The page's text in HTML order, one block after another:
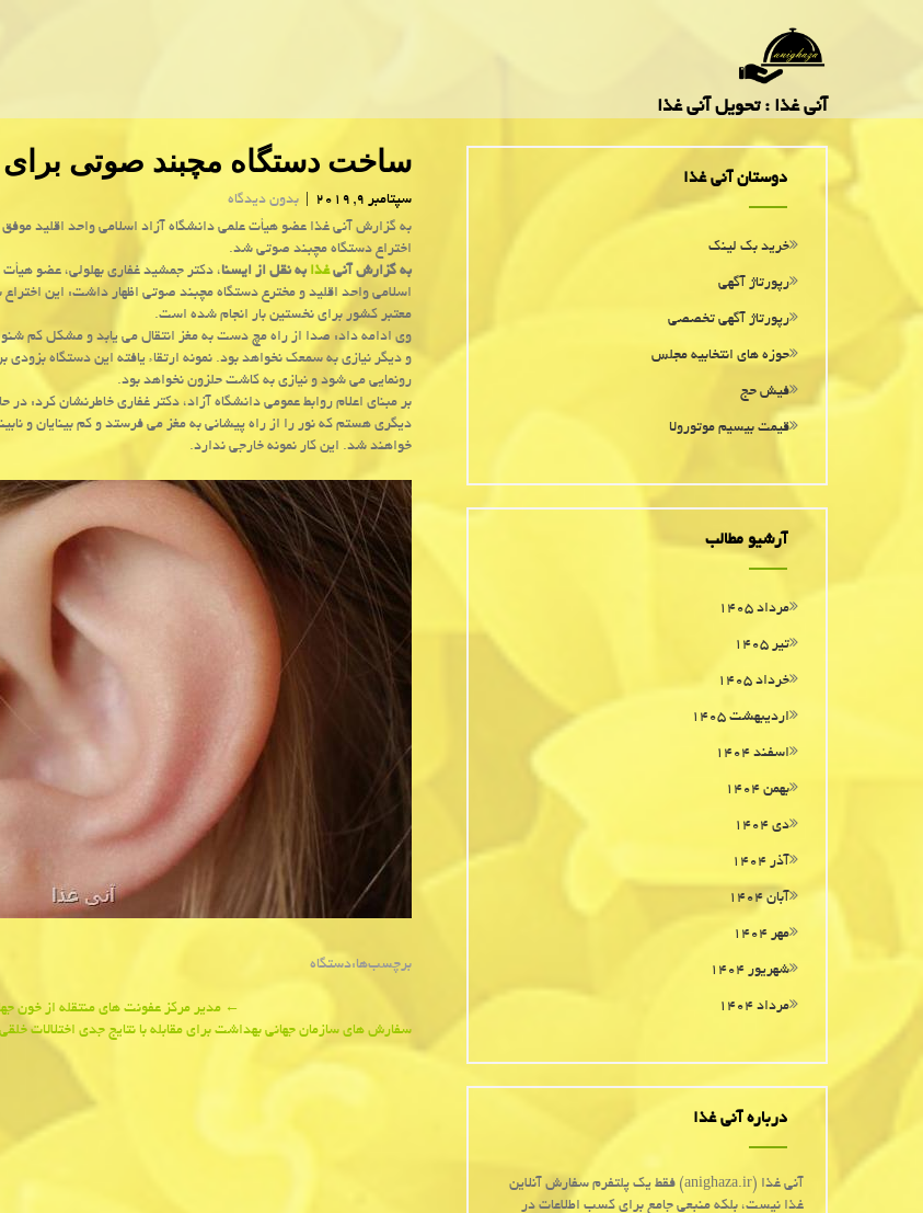
آنی غذا : تحویل آنی غذا
ساخت دستگاه مچبند صوتی برای
سپتامبر 9, 2019
بدون دیدگاه
به گزارش آنی غذا عضو هیأت علمی دانشگاه آزاد اسلامی واحد اقلید
اختراع دستگاه مچبند صوتی شد.
به گزارش آنیغذا به نقل از ایسنا، دكتر جمشید غفاری بهلولی، عضو هیأت
اسلامی واحد اقلید و مخترع دستگاه مچبند صوتی اظهار داشت: این اختراع
معتبر كشور برای نخستین بار انجام شده است.
وی ادامه داد: صدا از راه مچ دست به مغز انتقال می یابد و مشكل كم
و دیگر نیازی به سمعك نخواهد بود. نمونه ارتقاء یافته این دستگاه بزودی
رونمایی می شود و نیازی به كاشت حلزون نخواهد بود.
بر مبنای اعلام روابط عمومی دانشگاه آزاد، دكتر غفاری خاطرنشان كرد: در
دیگری هستم كه نور را از راه پیشانی به مغز می فرستد و كم بینایان و
خواهند شد. این كار نمونه خارجی ندارد.
برچسب‌ها:دستگاه
navigation
← مدیر مركز عفونت های منتقله از خون
سفارش های سازمان جهانی بهداشت برای مقابله با نتایج جدی اختلالات خلقی
دوستان آنی غذا
خرید بک لینک
رپورتاژ آگهی
رپورتاژ آگهی تخصصی
حوزه های انتخابیه مجلس
فیش حج
قیمت بیسیم موتورولا
آرشیو مطالب
مرداد ۱۴۰۵
تیر ۱۴۰۵
خرداد ۱۴۰۵
اردیبهشت ۱۴۰۵
اسفند ۱۴۰۴
بهمن ۱۴۰۴
دی ۱۴۰۴
آذر ۱۴۰۴
آبان ۱۴۰۴
مهر ۱۴۰۴
شهریور ۱۴۰۴
مرداد ۱۴۰۴
درباره آنی غذا
آنی غذا (anighaza.ir) فقط یک پلتفرم سفارش آنلاین
غذا نیست، بلکه منبعی جامع برای کسب اطلاعات در